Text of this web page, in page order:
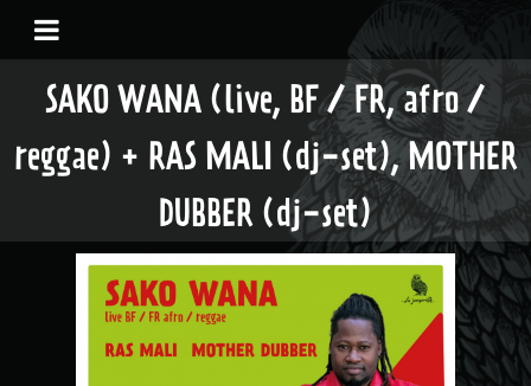
SAKO WANA (live, BF / FR, afro /
reggae) + RAS MALI (dj-set), MOTHER
DUBBER (dj-set)